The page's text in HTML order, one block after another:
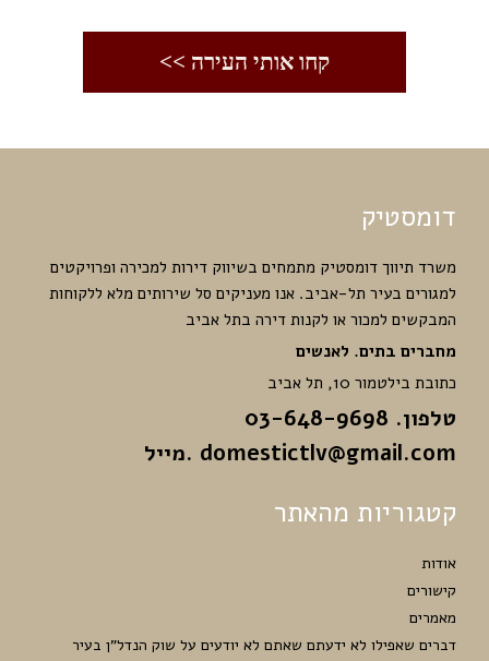
דומסטיק
משרד תיווך דומסטיק מתמחים בשיווק דירות למכירה ופרויקטים
למגורים בעיר תל-אביב. אנו מעניקים סל שירותים מלא ללקוחות
המבקשים למכור או לקנות דירה בתל אביב
מחברים בתים. לאנשים
כתובת בילטמור 10, תל אביב
טלפון. 03-648-9698
domestictlv@gmail.com .מייל
קטגוריות מהאתר
אודות
קישורים
מאמרים
דברים שאפילו לא ידעתם שאתם לא יודעים על שוק הנדל”ן בעיר